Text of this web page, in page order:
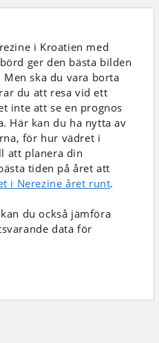
i Kroatien med
ger den bästa bilden
ska du vara borta
du att resa vid ett
inte att se en prognos
Här kan du ha nytta av
för hur vädret i
att planera din
tiden på året att
i Nerezine året runt.
kan du också jämföra
data för